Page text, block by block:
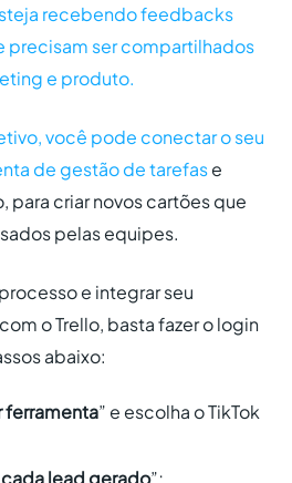
recebendo feedbacks
precisam ser compartilhados
e produto.
você pode conectar o seu
de gestão de tarefase
para criar novos cartões que
pelas equipes.
e integrar seu
o Trello, basta fazer o login
abaixo:
ferramenta” e escolha o TikTok
cada lead gerado”;